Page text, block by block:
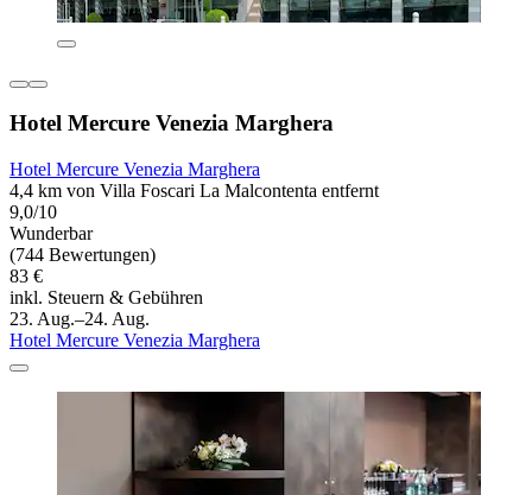
Hotel Mercure Venezia Marghera
Hotel Mercure Venezia Marghera
4,4 km von Villa Foscari La Malcontenta entfernt
9,0/10
Wunderbar
(744 Bewertungen)
83 €
inkl. Steuern & Gebühren
23. Aug.–24. Aug.
Hotel Mercure Venezia Marghera